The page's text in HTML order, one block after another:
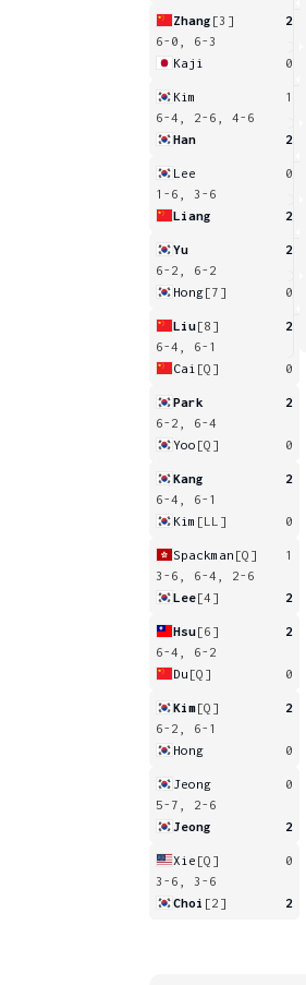
Zhang [3]
2
6-0, 6-3
Kaji
0
Kim
1
6-4, 2-6, 4-6
Han
2
Lee
0
1-6, 3-6
Liang
2
Yu
2
6-2, 6-2
Hong[7] 0
Liu[8]
2
6-4, 6-1
Cai [Q] 0
Park
2
6-2, 6-4
Yoo [Q] 0
Kang
2
6-4, 6-1
Kim [LL] 0
Spackman [Q]
1
3-6, 6-4, 2-6
Lee[4] 2
Hsu[6]
2
6-4, 6-2
Du [Q] 0
Kim[Q]
2
6-2, 6-1
Hong
0
Jeong
0
5-7, 2-6
Jeong
2
Xie [Q]
0
3-6, 3-6
Choi [2] 2